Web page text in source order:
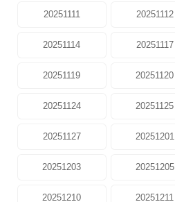
20251111 20251112
20251114 20251117
20251119 20251120
20251124 20251125
20251127 20251201
20251203 20251205
20251210 20251211